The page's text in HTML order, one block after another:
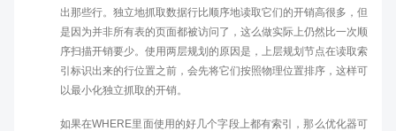
出那些行。独立地抓取数据行比顺序地读取它们的开销高很多，但
是因为并非所有表的页面都被访问了，这么做实际上仍然比一次顺
序扫描开销要少。使用两层规划的原因是，上层规划节点在读取索
引标识出来的行位置之前，会先将它们按照物理位置排序，这样可
以最小化独立抓取的开销。
如果在WHERE里面使用的好几个字段上都有索引，那么优化器可